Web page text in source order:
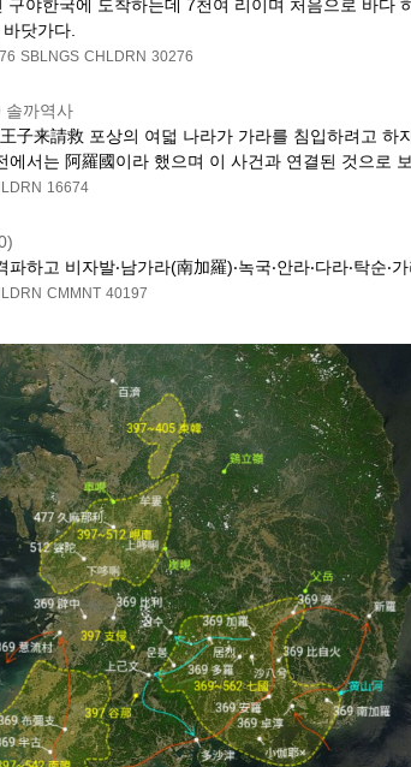
구야한국에 도착하는데 7천여 리이며 처음으로 바
닷가다.
SBLNGS CHLDRN 30276
까역사
子来請救 포상의 여덟 나라가 가라를 침입하려고
에서는 阿羅國이라 했으며 이 사건과 연결된 것으로
16674
하고 비자발‧남가라(南加羅)‧녹국‧안라‧다라‧탁순‧
CMMNT 40197